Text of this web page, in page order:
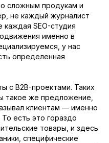
сложным продукам и
не каждый журналист
каждая SEO-студия
именно в
у нас
определенная
с B2B-проектами. Таких
такое же предложение,
клиентам — именно
есть это гораздо
товары, и здесь
специфические